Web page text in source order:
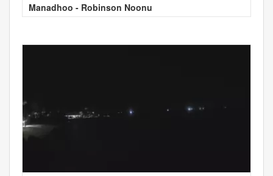
Manadhoo - Robinson Noonu